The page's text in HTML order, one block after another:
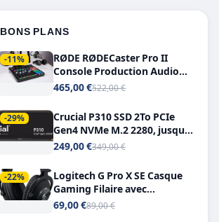
BONS PLANS
-11%
RØDE RØDECaster Pro II
Console Production Audio
Tout-en-Un, Bluetooth et
465,00 €522,00 €
-29%
Crucial P310 SSD 2To PCIe
Gen4 NVMe M.2 2280, jusqu’à
7.100 Mo/s
249,00 €349,00 €
-22%
Logitech G Pro X SE Casque
Gaming Filaire avec
Microphone Micro
69,00 €89,00 €